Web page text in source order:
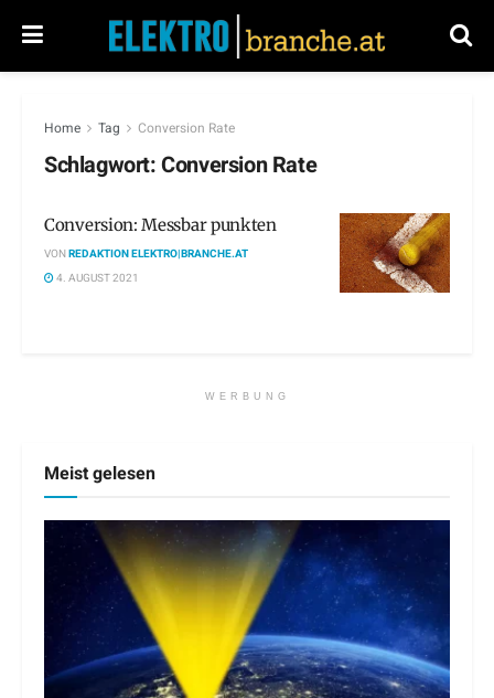
Home Tag Conversion Rate
Schlagwort:Conversion Rate
Conversion: Messbar punkten
VONREDAKTION ELEKTRO|BRANCHE.AT
4. AUGUST 2021
WERBUNG
Meist gelesen